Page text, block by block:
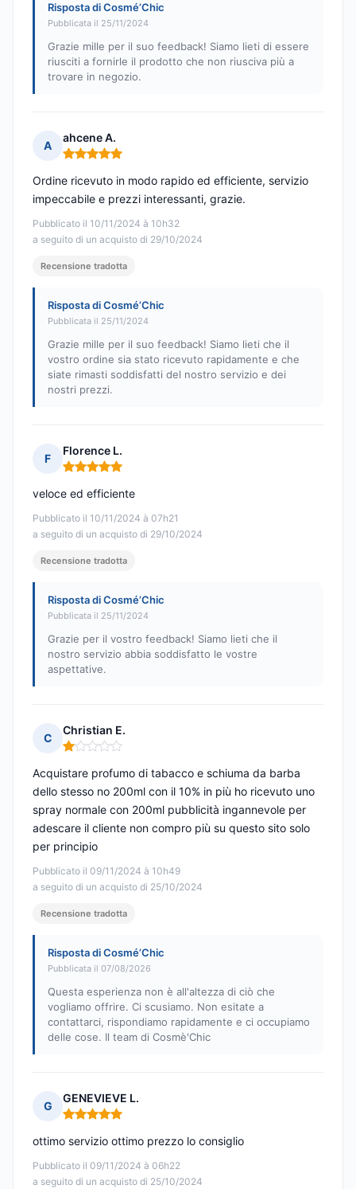
Risposta di Cosmé’Chic
Pubblicata il 25/11/2024
Grazie mille per il suo feedback! Siamo lieti di essere
riusciti a fornirle il prodotto che non riusciva più a
trovare in negozio.
A
ahcene A.
Nota: 5 su 5
Pubblicato il 10/11/2024 à 10h32
a seguito di un acquisto di 29/10/2024
Ordine ricevuto in modo rapido ed efficiente, servizio
impeccabile e prezzi interessanti, grazie.
Recensione tradotta
Risposta di Cosmé’Chic
Pubblicata il 25/11/2024
Grazie mille per il suo feedback! Siamo lieti che il
vostro ordine sia stato ricevuto rapidamente e che
siate rimasti soddisfatti del nostro servizio e dei
nostri prezzi.
F
Florence L.
Nota: 5 su 5
Pubblicato il 10/11/2024 à 07h21
a seguito di un acquisto di 29/10/2024
veloce ed efficiente
Recensione tradotta
Risposta di Cosmé’Chic
Pubblicata il 25/11/2024
Grazie per il vostro feedback! Siamo lieti che il
nostro servizio abbia soddisfatto le vostre
aspettative.
C
Christian E.
Nota: 1 su 5
Pubblicato il 09/11/2024 à 10h49
a seguito di un acquisto di 25/10/2024
Acquistare profumo di tabacco e schiuma da barba
dello stesso no 200ml con il 10% in più ho ricevuto uno
spray normale con 200ml pubblicità ingannevole per
adescare il cliente non compro più su questo sito solo
per principio
Recensione tradotta
Risposta di Cosmé’Chic
Pubblicata il 07/08/2026
Questa esperienza non è all'altezza di ciò che
vogliamo offrire. Ci scusiamo. Non esitate a
contattarci, rispondiamo rapidamente e ci occupiamo
delle cose. Il team di Cosmè'Chic
G
GENEVIEVE L.
Nota: 5 su 5
Pubblicato il 09/11/2024 à 06h22
a seguito di un acquisto di 25/10/2024
ottimo servizio ottimo prezzo lo consiglio